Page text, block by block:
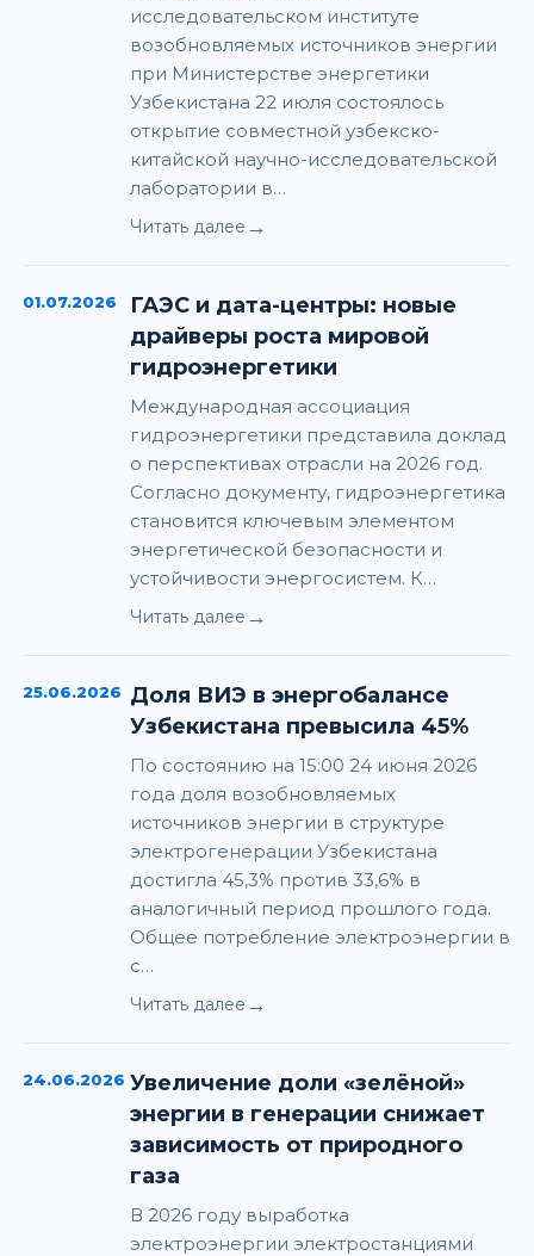
исследовательском институте
возобновляемых источников энергии
при Министерстве энергетики
Узбекистана 22 июля состоялось
открытие совместной узбекско-
китайской научно-исследовательской
лаборатории в…
Читать далее →
01.07.2026
ГАЭС и дата-центры: новые
драйверы роста мировой
гидроэнергетики
Международная ассоциация
гидроэнергетики представила доклад
о перспективах отрасли на 2026 год.
Согласно документу, гидроэнергетика
становится ключевым элементом
энергетической безопасности и
устойчивости энергосистем. К…
Читать далее →
25.06.2026 Доля ВИЭ в энергобалансе
Узбекистана превысила 45%
По состоянию на 15:00 24 июня 2026
года доля возобновляемых
источников энергии в структуре
электрогенерации Узбекистана
достигла 45,3% против 33,6% в
аналогичный период прошлого года.
Общее потребление электроэнергии в
с…
Читать далее →
24.06.2026 Увеличение доли «зелёной»
энергии в генерации снижает
зависимость от природного
газа
В 2026 году выработка
электроэнергии электростанциями